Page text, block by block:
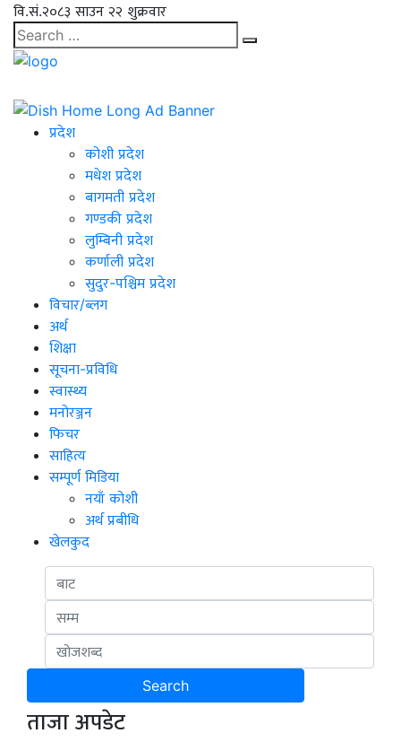
वि.सं.२०८३ साउन २२ शुक्रवार
प्रदेश
कोशी प्रदेश
मधेश प्रदेश
बागमती प्रदेश
गण्डकी प्रदेश
लुम्बिनी प्रदेश
कर्णाली प्रदेश
सुदुर-पश्चिम प्रदेश
विचार/ब्लग
अर्थ
शिक्षा
सूचना-प्रविधि
स्वास्थ्य
मनोरञ्जन
फिचर
साहित्य
सम्पूर्ण मिडिया
नयाँ कोशी
अर्थ प्रबीधि
खेलकुद
ताजा अपडेट